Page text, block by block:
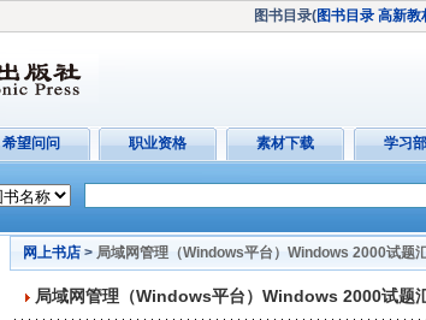
图书目录(图书目录 高新教
希望问问 职业资格 素材下载 学习
网上书店 > 局域网管理（Windows平台）Windows 2000试题
局域网管理（Windows平台）Windows 2000试题